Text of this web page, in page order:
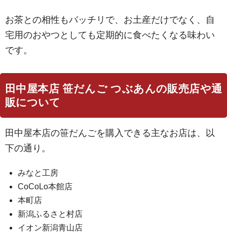
お茶との相性もバッチリで、お土産だけでなく、自
宅用のおやつとしても定期的に食べたくなる味わい
です。
田中屋本店 笹だんご つぶあんの販売店や通
販について
田中屋本店の笹だんごを購入できる主なお店は、以
下の通り。
みなと工房
CoCoLo本館店
本町店
新潟ふるさと村店
イオン新潟青山店